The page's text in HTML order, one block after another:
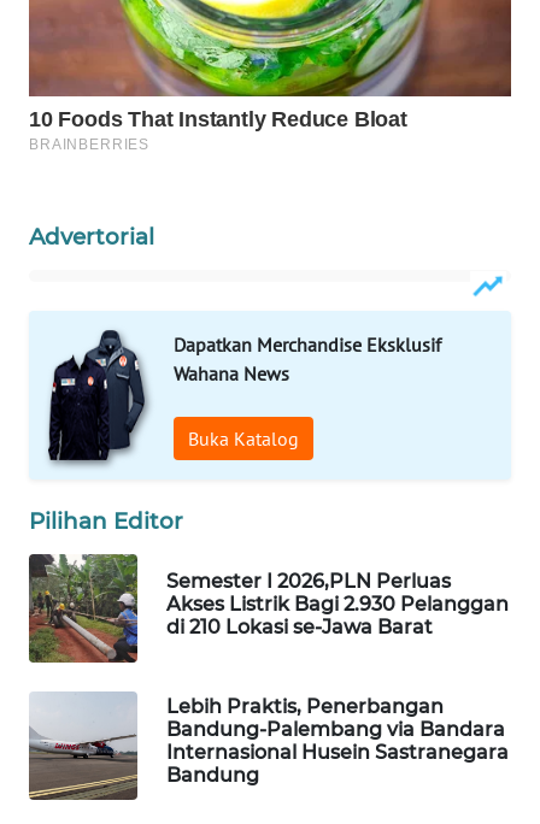
Advertorial
Dapatkan Merchandise Eksklusif
Wahana News
Buka Katalog
Pilihan Editor
Semester I 2026,PLN Perluas
Akses Listrik Bagi 2.930 Pelanggan
di 210 Lokasi se-Jawa Barat
Lebih Praktis, Penerbangan
Bandung-Palembang via Bandara
Internasional Husein Sastranegara
Bandung
Wahana
Network
WALINKI
ID
MAWAKA
ID
MARTABAT
NET
PLN
WATCH
LPKKI